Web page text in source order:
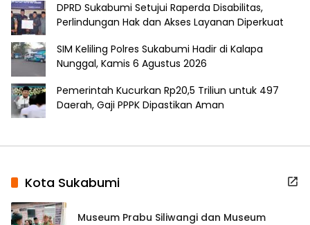
DPRD Sukabumi Setujui Raperda Disabilitas,
Perlindungan Hak dan Akses Layanan Diperkuat
SIM Keliling Polres Sukabumi Hadir di Kalapa
Nunggal, Kamis 6 Agustus 2026
Pemerintah Kucurkan Rp20,5 Triliun untuk 497
Daerah, Gaji PPPK Dipastikan Aman
Kota Sukabumi
Museum Prabu Siliwangi dan Museum